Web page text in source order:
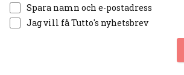
Spara namn och e-postadress
Jag vill få Tutto's nyhetsbrev